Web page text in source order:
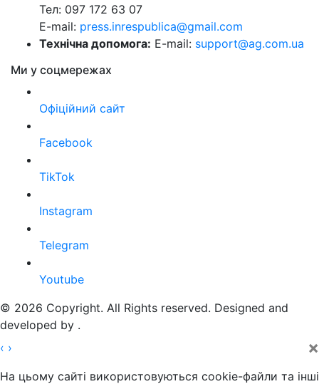
Тел: 097 172 63 07
E-mail: press.inrespublica@gmail.com
Технічна допомога: E-mail: support@ag.com.ua
Ми у соцмережах
Офіційний сайт
Facebook
TikTok
Instagram
Telegram
Youtube
© 2026 Copyright. All Rights reserved. Designed and
developed by .
‹ › ×
На цьому сайті використовуються cookie-файли та інші